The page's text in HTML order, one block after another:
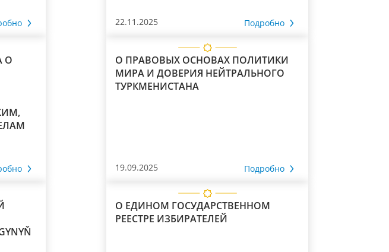
НАРОДНОЙ РЕСПУБЛИКОЙ*
22.11.2025 Подробно
О
О ПРАВОВЫХ ОСНОВАХ ПОЛИТИКИ
МИРА И ДОВЕРИЯ НЕЙТРАЛЬНОГО
ТУРКМЕНИСТАНА
19.09.2025 Подробно
О ЕДИНОМ ГОСУДАРСТВЕННОМ
РЕЕСТРЕ ИЗБИРАТЕЛЕЙ